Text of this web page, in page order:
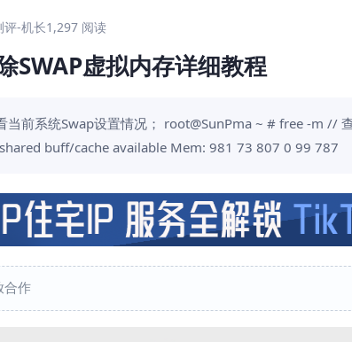
评-机长1,297 阅读
虚拟内存详细教程
当前系统Swap设置情况； root@SunPma ~ # free -m //
buff/cache available Mem: 981 73 807 0 99 787
合作